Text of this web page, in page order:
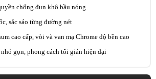
chống đun khô bầu nóng
sắc sảo từng đường nét
cao cấp, vòi và van mạ Chrome độ bền cao
gọn, phong cách tối giản hiện đại